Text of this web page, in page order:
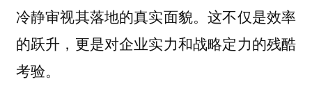
冷静审视其落地的真实面貌。这不仅是效率
的跃升，更是对企业实力和战略定力的残酷
考验。